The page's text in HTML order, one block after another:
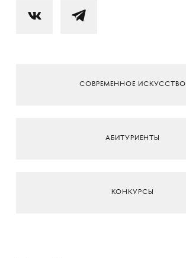
СОВРЕМЕННОЕ ИСКУССТВО
АБИТУРИЕНТЫ
КОНКУРСЫ